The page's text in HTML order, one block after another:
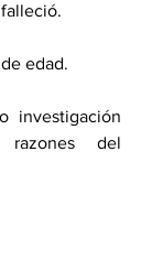
edad.
investigación
razones del